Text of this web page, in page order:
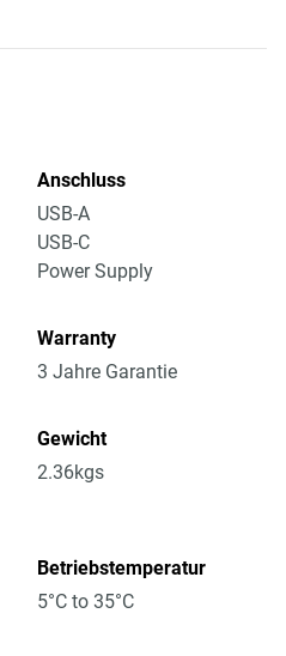
Anschluss
USB-A
USB-C
Power Supply
Warranty
3 Jahre Garantie
Gewicht
2.36kgs
Betriebstemperatur
5°C to 35°C